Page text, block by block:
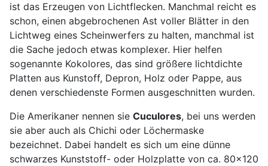
ist das Erzeugen von Lichtflecken. Manchmal reicht es
schon, einen abgebrochenen Ast voller Blätter in den
Lichtweg eines Scheinwerfers zu halten, manchmal ist
die Sache jedoch etwas komplexer. Hier helfen
sogenannte Kokolores, das sind größere lichtdichte
Platten aus Kunstoff, Depron, Holz oder Pappe, aus
denen verschiedenste Formen ausgeschnitten wurden.
Die Amerikaner nennen sie Cuculores, bei uns werden
sie aber auch als Chichi oder Löchermaske
bezeichnet. Dabei handelt es sich um eine dünne
schwarzes Kunststoff- oder Holzplatte von ca. 80x120